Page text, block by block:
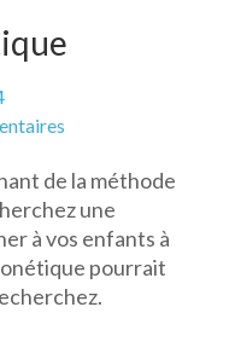
méthode
phonétique
de la méthode
une
à vos enfants à
pourrait